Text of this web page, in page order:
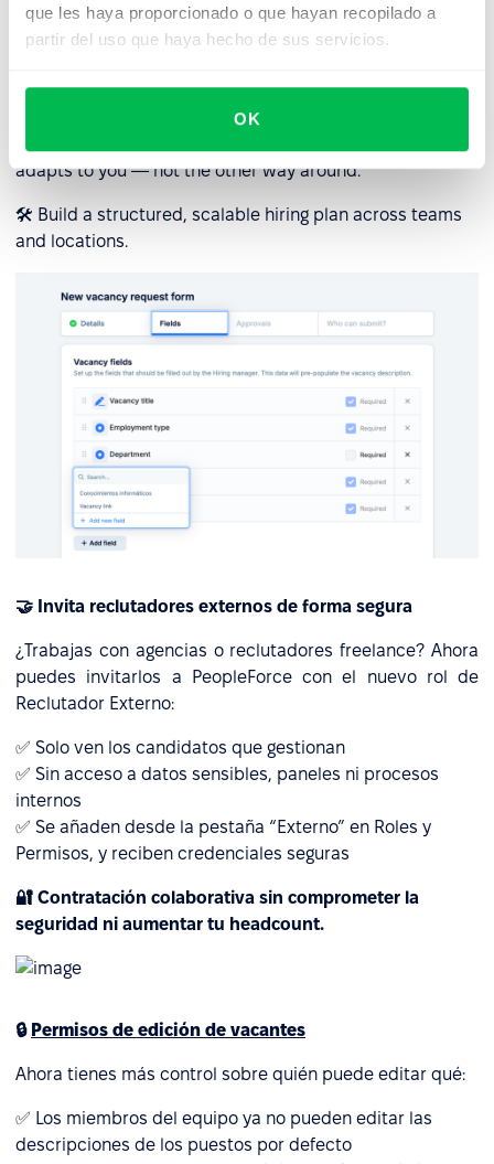
que les haya proporcionado o que hayan recopilado a
partir del uso que haya hecho de sus servicios.
OK
stack, red flags, experience level)
Whether you're hiring engineers or retail staff, this feature
adapts to you — not the other way around.
🛠️ Build a structured, scalable hiring plan across teams
and locations.
🤝 Invita reclutadores externos de forma segura
¿Trabajas con agencias o reclutadores freelance? Ahora
puedes invitarlos a PeopleForce con el nuevo rol de
Reclutador Externo:
✅ Solo ven los candidatos que gestionan
✅ Sin acceso a datos sensibles, paneles ni procesos
internos
✅ Se añaden desde la pestaña “Externo” en Roles y
Permisos, y reciben credenciales seguras
🔐 Contratación colaborativa sin comprometer la
seguridad ni aumentar tu headcount.
🔒 Permisos de edición de vacantes
Ahora tienes más control sobre quién puede editar qué:
✅ Los miembros del equipo ya no pueden editar las
descripciones de los puestos por defecto